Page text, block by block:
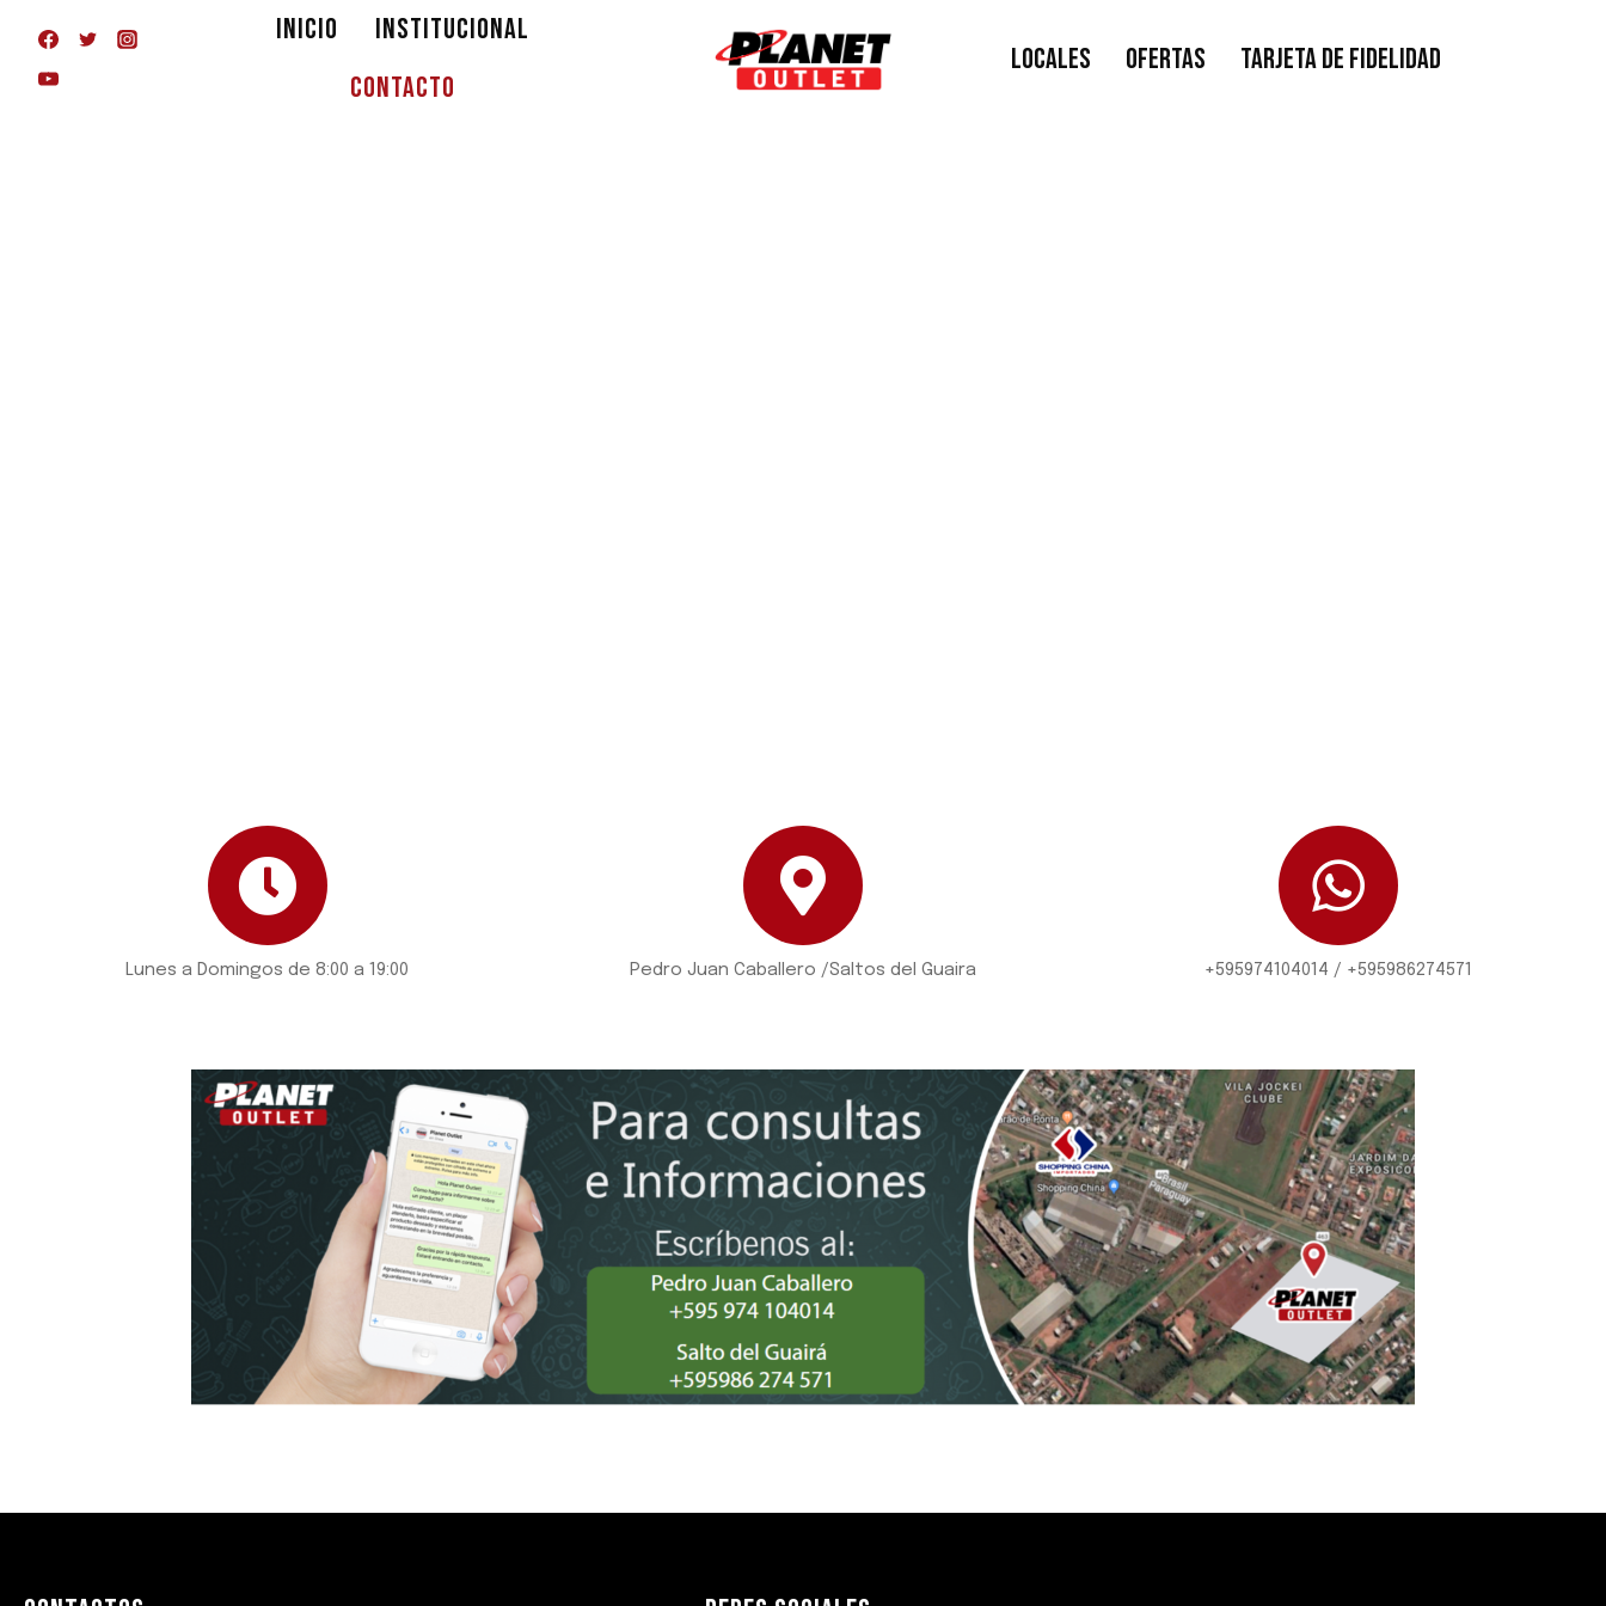
INICIO
INSTITUCIONAL
CONTACTO
LOCALES OFERTAS TARJETA DE FIDELIDAD
Lunes a Domingos de 8:00 a 19:00 Pedro Juan Caballero /Saltos del Guaira +595974104014 / +595986274571